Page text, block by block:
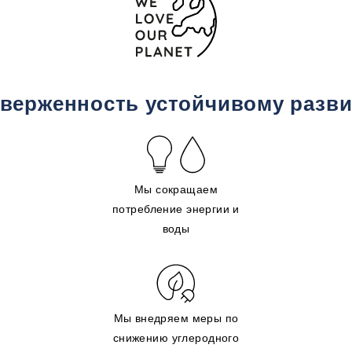
устойчивому
Мы сокращаем
потребление энергии и
воды
Мы внедряем меры по
снижению углеродного